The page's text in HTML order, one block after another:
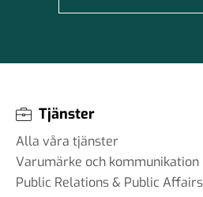
Tjänster
Alla våra tjänster
Varumärke och kommunikation
Public Relations & Public Affairs